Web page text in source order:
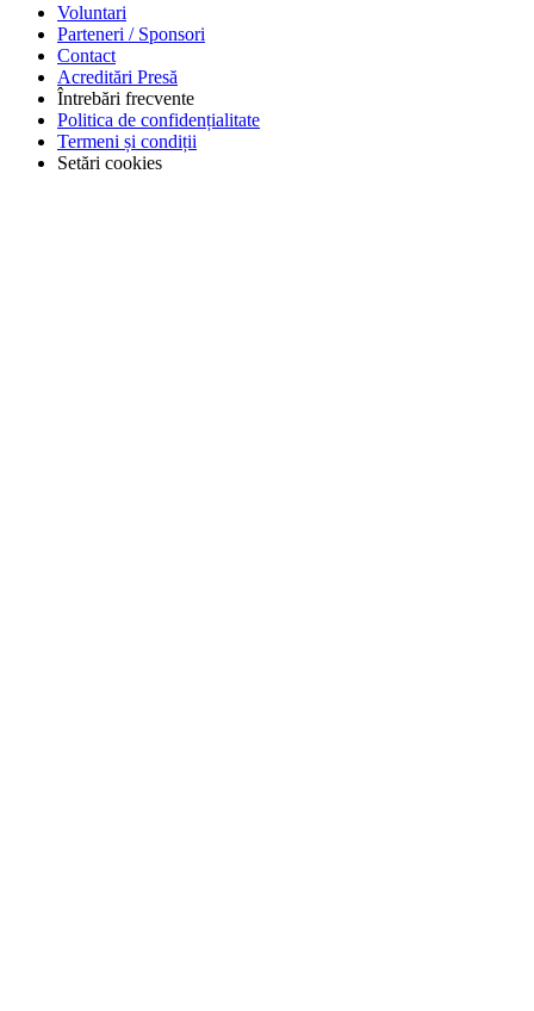
Voluntari
Parteneri / Sponsori
Contact
Acreditări Presă
Întrebări frecvente
Politica de confidențialitate
Termeni și condiții
Setări cookies